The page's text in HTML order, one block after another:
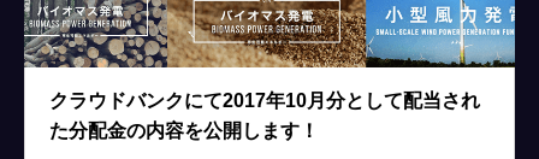
クラウドバンクにて2017年10月分として配当され
た分配金の内容を公開します！